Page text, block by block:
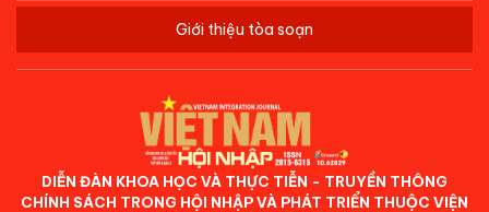
Giới thiệu tòa soạn
DIỄN ĐÀN KHOA HỌC VÀ THỰC TIỄN - TRUYỀN THÔNG
CHÍNH SÁCH TRONG HỘI NHẬP VÀ PHÁT TRIỂN THUỘC VIỆN